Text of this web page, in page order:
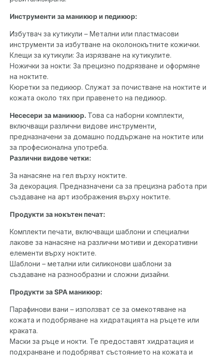
Инструменти за маникюр и педикюр:
Избутвач за кутикули – Метални или пластмасови
инструменти за избутване на околонокътните кожички.
Клещи за кутикули: За изрязване на кутикулите.
Ножички за нокти: За прецизно подрязване и оформяне
на ноктите.
Кюретки за педикюр. Служат за почистване на ноктите и
кожата около тях при правенето на педикюр.
Несесери за маникюр. Това са наборни комплекти,
включващи различни видове инструменти,
предназначени за домашно поддържане на ноктите или
за професионална употреба.
Различни видове четки:
За нанасяне на гел върху ноктите.
За декорация. Предназначени са за прецизна работа при
създаване на арт изображения върху ноктите.
Продукти за нокътен печат:
Комплекти печати, включващи шаблони и специални
лакове за нанасяне на различни мотиви и декоративни
елементи върху ноктите.
Шаблони – метални или силиконови шаблони за
създаване на разнообразни и сложни дизайни.
Продукти за SPA маникюр:
Парафинови вани – използват се за омекотяване на
кожата и подобряване на хидратацията на ръцете или
краката.
Маски за ръце и нокти. Те предоставят хидратация и
подхранване и подобряват състоянието на кожата и